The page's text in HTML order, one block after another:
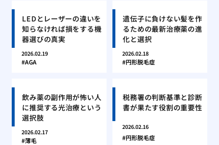
LEDとレーザーの違いを
知らなければ損をする機
器選びの真実
2026.02.19
AGA
遺伝子に負けない髪を作
るための最新治療薬の進
化と選択
2026.02.18
円形脱毛症
飲み薬の副作用が怖い人
に推奨する光治療という
選択肢
2026.02.17
薄毛
税務署の判断基準と診断
書が果たす役割の重要性
2026.02.16
円形脱毛症